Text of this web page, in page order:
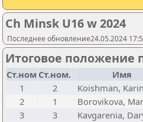
Ch Minsk U16 w 2024
Последнее обновление24.05.2024
Итоговое положение
Ст.ном Ст.ном. Имя
1
2 Koishman,
2
1 Borovikova,
3
3 Kavgarenia,